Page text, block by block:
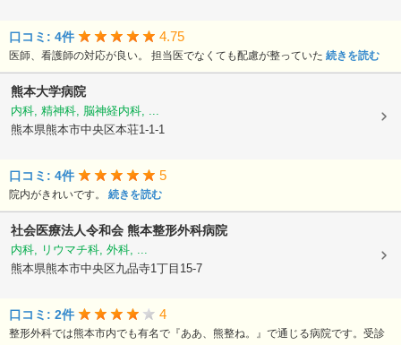
口コミ: 4件 4.75
医師、看護師の対応が良い。 担当医でなくても配慮が整っていた 続きを読む
熊本大学病院
内科, 精神科, 脳神経内科, ...
熊本県熊本市中央区本荘1-1-1
口コミ: 4件 5
院内がきれいです。 続きを読む
社会医療法人令和会 熊本整形外科病院
内科, リウマチ科, 外科, ...
熊本県熊本市中央区九品寺1丁目15-7
口コミ: 2件 4
整形外科では熊本市内でも有名で『ああ、熊整ね。』で通じる病院です。受診